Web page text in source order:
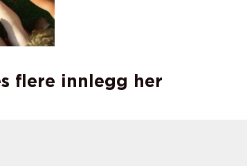
flere innlegg her